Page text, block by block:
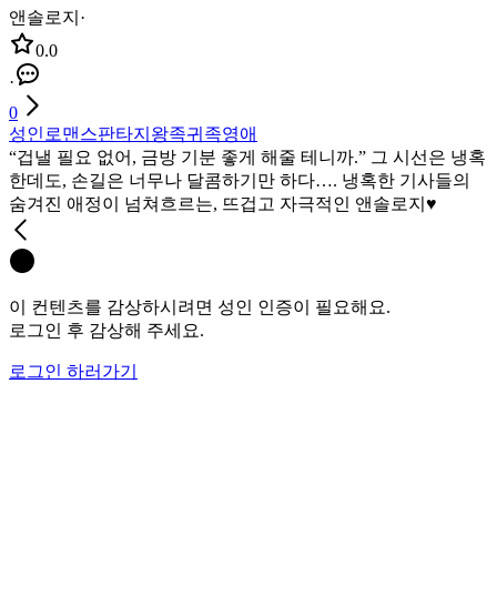
앤솔로지 ·
0.0
·
0
성인 로맨스판타지 왕족귀족영애
“겁낼 필요 없어, 금방 기분 좋게 해줄 테니까.” 그 시선은 냉혹
한데도, 손길은 너무나 달콤하기만 하다…. 냉혹한 기사들의
숨겨진 애정이 넘쳐흐르는, 뜨겁고 자극적인 앤솔로지♥
이 컨텐츠를 감상하시려면 성인 인증이 필요해요.
로그인 후 감상해 주세요.
로그인 하러가기